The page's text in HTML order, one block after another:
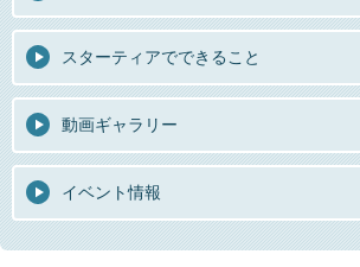
スターティアでできること
動画ギャラリー
イベント情報